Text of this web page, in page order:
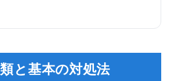
と基本の対処法